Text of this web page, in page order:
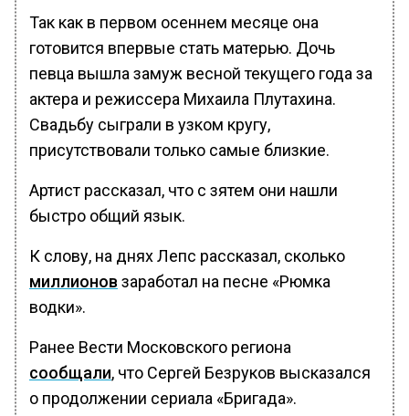
Так как в первом осеннем месяце она
готовится впервые стать матерью. Дочь
певца вышла замуж весной текущего года за
актера и режиссера Михаила Плутахина.
Свадьбу сыграли в узком кругу,
присутствовали только самые близкие.
Артист рассказал, что с зятем они нашли
быстро общий язык.
К слову, на днях Лепс рассказал, сколько
миллионов заработал на песне «Рюмка
водки».
Ранее Вести Московского региона
сообщали, что Сергей Безруков высказался
о продолжении сериала «Бригада».